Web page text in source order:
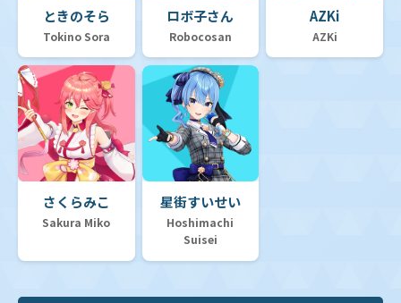
ときのそら
Tokino Sora
ロボ子さん
Robocosan
AZKi
AZKi
さくらみこ
Sakura Miko
星街すいせい
Hoshimachi
Suisei